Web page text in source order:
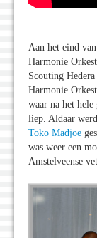
Aan het eind
Harmonie
Scouting
Harmonie
waar na het hele
liep. Aldaar
Toko Madjoe
was weer een
Amstelveense